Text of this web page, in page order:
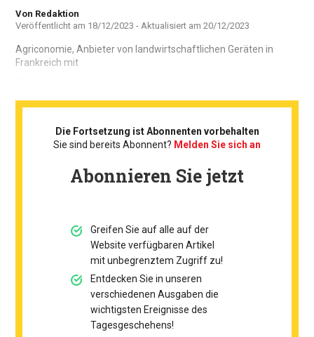
Autor
Von Redaktion
Veröffentlicht am 18/12/2023 - Aktualisiert am 20/12/2023
Agriconomie, Anbieter von landwirtschaftlichen Geräten in
Frankreich mit
Die Fortsetzung ist Abonnenten vorbehalten
Sie sind bereits Abonnent? Melden Sie sich an
Abonnieren Sie jetzt
Greifen Sie auf alle auf der
Website verfügbaren Artikel
mit unbegrenztem Zugriff zu!
Entdecken Sie in unseren
verschiedenen Ausgaben die
wichtigsten Ereignisse des
Tagesgeschehens!